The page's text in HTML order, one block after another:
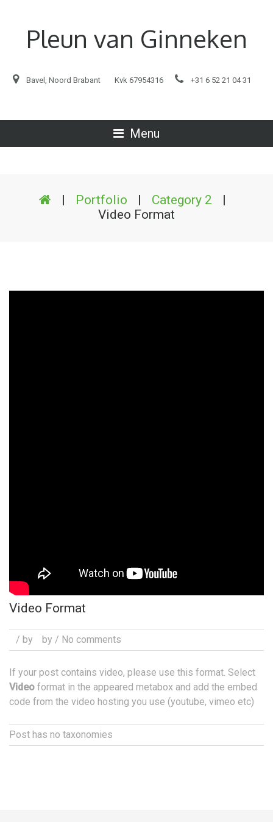
Pleun van Ginneken
Bavel, Noord Brabant Kvk 67954316 +31 6 52 21 04 31
Menu
| Portfolio | Category 2
|
Video Format
Video Format
/ by by / No comments
If your post contains video, please use this format. Select
Video format in the appeared metabox and add the embed
code from the video hosting you use (youtube, vimeo etc)
Post has no taxonomies